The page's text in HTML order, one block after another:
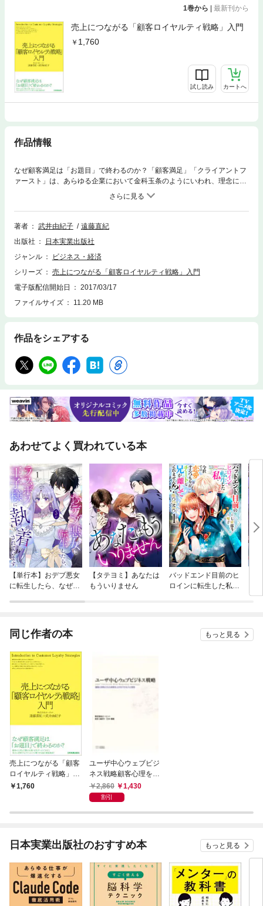
1巻から | 最新刊から
売上につながる「顧客ロイヤルティ戦略」入門
1,760
試し読み カートへ
作品情報
なぜ顧客満足は「お題目」で終わるのか？「顧客満足」「クライアントフ
ァースト」は、あらゆる企業において金科玉条のようにいわれ、理念にそ
れを掲げる企業が多い。しかし、実際の現場では企業論理を顧客に押しつ
け、売上のために顧客の感情を犠牲にするようなことが日常茶飯に行われ
ている。なぜなら、顧客志向は収益につながらないからだ。だから、お題
目に終わってしまう。ということは、逆にいえば、顧客志向が収益につな
量・定性データで分析し、顧客を満足させることが売上に直結するアクシ
ョンを導く７つのステップを徹底解説。「顧客価値の最大化」が「売上の
客戦略に関心のある経営者、経営企画担当者、事業責任者などに強くおす
すめ。
著者 武井由紀子
遠藤直紀
出版社
日本実業出版社
ジャンル
ビジネス・経済
シリーズ
売上につながる「顧客ロイヤルティ戦略」入門
電子版配信開始日
2017/03/17
ファイルサイズ
11.20 MB
作品をシェアする
あわせてよく買われている本
【単行本】おデブ悪女
に転生したら、なぜか
【タテヨミ】あなたは
もういりません
バッドエンド目前のヒ
ロインに転生した私、
同じ作者の本 もっと見る
売上につながる「顧客
ロイヤルティ戦略」入
門1,760
ユーザ中心ウェブビジ
ネス戦略顧客心理をと
らえ成果を上げるプロ
セスと理念
2,860 1,430
割引
日本実業出版社のおすすめ本 もっと見る